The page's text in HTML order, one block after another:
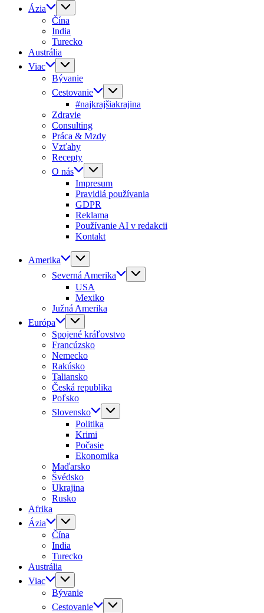
Ázia
Čína
India
Turecko
Austrália
Viac
Bývanie
Cestovanie
#najkrajšiakrajina
Zdravie
Consulting
Práca & Mzdy
Vzťahy
Recepty
O nás
Impresum
Pravidlá používania
GDPR
Reklama
Používanie AI v redakcii
Kontakt
Amerika
Severná Amerika
USA
Mexiko
Južná Amerika
Európa
Spojené kráľovstvo
Francúzsko
Nemecko
Rakúsko
Taliansko
Česká republika
Poľsko
Slovensko
Politika
Krimi
Počasie
Ekonomika
Maďarsko
Švédsko
Ukrajina
Rusko
Afrika
Ázia
Čína
India
Turecko
Austrália
Viac
Bývanie
Cestovanie